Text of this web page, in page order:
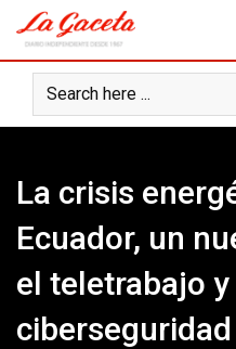
content
La crisis
Ecuador, un
el teletrabajo y
ciberseguridad